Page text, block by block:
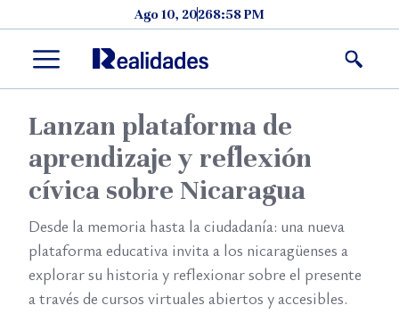
Ago 10, 20268:58 PM
Menu
Lanzan plataforma de
aprendizaje y reflexión
cívica sobre Nicaragua
Desde la memoria hasta la ciudadanía: una nueva
plataforma educativa invita a los nicaragüenses a
explorar su historia y reflexionar sobre el presente
a través de cursos virtuales abiertos y accesibles.